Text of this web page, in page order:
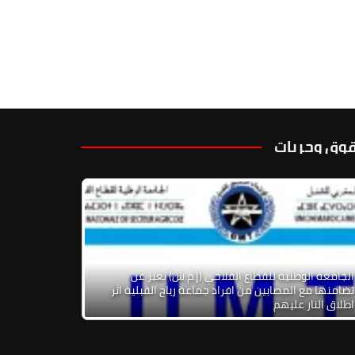
وحريات
الجامعة الوطنية للقطاع الفلاحي (إ.م.ش) تعبر عن
تضامنها مع المصابين من افراد جماعة رياح القبلية اثر
اطلاق النار عليهم